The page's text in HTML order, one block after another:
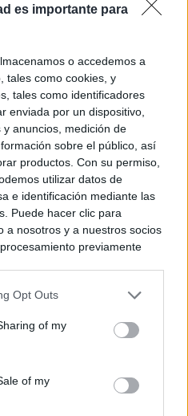
es importante para
o accedemos a
tales como cookies, y
tales como identificadores
enviada por un dispositivo,
anuncios, medición de
sobre el público, así
productos. Con su permiso,
utilizar datos de
e identificación mediante las
Puede hacer clic para
a nosotros y a nuestros socios
previamente
en cuenta que algún
tiene el derecho de
preferencias se aplicarán
nuevo en este sitio web o
Opt Outs
of my
of my